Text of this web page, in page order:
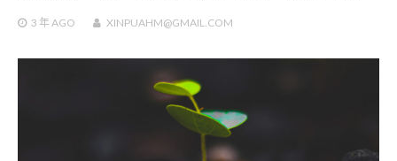
3 年AGO XINPUAHM@GMAIL.COM